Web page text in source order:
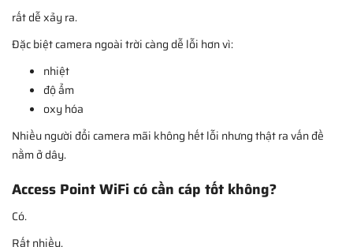
rất dễ xảy ra.
Đặc biệt camera ngoài trời càng dễ lỗi hơn vì:
nhiệt
độ ẩm
oxy hóa
Nhiều người đổi camera mãi không hết lỗi nhưng thật ra vấn đề
nằm ở dây.
Access Point WiFi có cần cáp tốt không?
Có.
Rất nhiều.